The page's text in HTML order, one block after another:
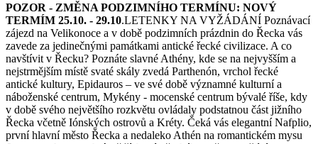
POZOR - ZMĚNA PODZIMNÍHO TERMÍNU: NOVÝ
TERMÍM 25.10. - 29.10.LETENKY NA VYŽÁDÁNÍ Poznávací
zájezd na Velikonoce a v době podzimních prázdnin do Řecka vás
zavede za jedinečnými památkami antické řecké civilizace. A co
navštívit v Řecku? Poznáte slavné Athény, kde se na nejvyšším a
nejstrmějším místě svaté skály zvedá Parthenón, vrchol řecké
antické kultury, Epidauros – ve své době významné kulturní a
náboženské centrum, Mykény - mocenské centrum bývalé říše, kdy
v době svého největšího rozkvětu ovládaly podstatnou část jižního
Řecka včetně Iónských ostrovů a Kréty. Čeká vás elegantní Nafplio,
první hlavní město Řecka a nedaleko Athén na romantickém mysu